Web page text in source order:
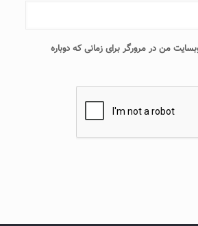
من در مرورگر برای زمانی که دوباره